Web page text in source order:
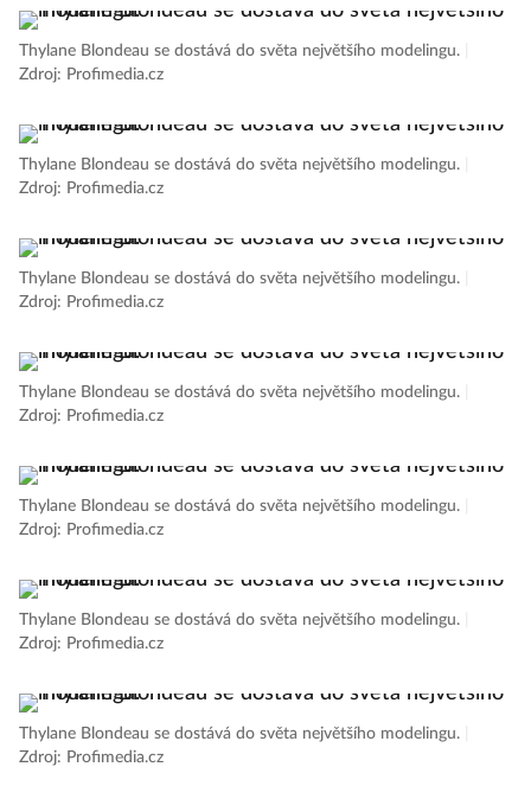
Thylane Blondeau se dostává do světa největšího modelingu.
Zdroj: Profimedia.cz
Thylane Blondeau se dostává do světa největšího modelingu.
Zdroj: Profimedia.cz
Thylane Blondeau se dostává do světa největšího modelingu.
Zdroj: Profimedia.cz
Thylane Blondeau se dostává do světa největšího modelingu.
Zdroj: Profimedia.cz
Thylane Blondeau se dostává do světa největšího modelingu.
Zdroj: Profimedia.cz
Thylane Blondeau se dostává do světa největšího modelingu.
Zdroj: Profimedia.cz
Thylane Blondeau se dostává do světa největšího modelingu.
Zdroj: Profimedia.cz